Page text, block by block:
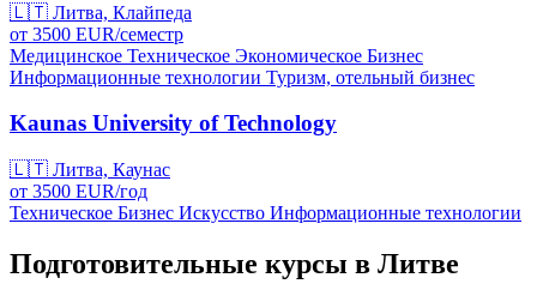
🇱🇹 Литва, Клайпеда
от 3500 EUR/семестр
Медицинское Техническое Экономическое Бизнес
Информационные технологии Туризм, отельный бизнес
Kaunas University of Technology
🇱🇹 Литва, Каунас
от 3500 EUR/год
Техническое Бизнес Искусство Информационные технологии
Подготовительные курсы в Литве